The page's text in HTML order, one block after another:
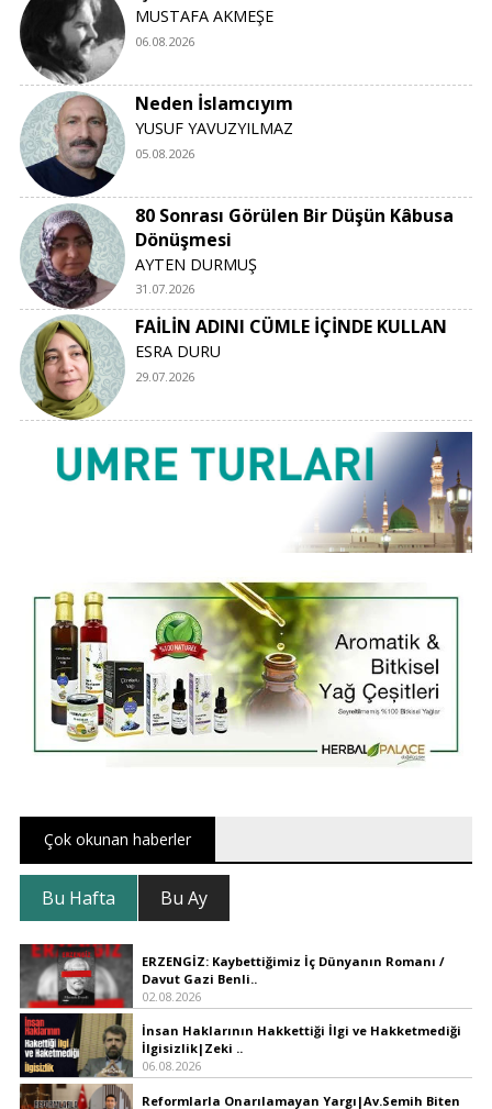
MUSTAFA AKMEŞE
06.08.2026
Neden İslamcıyım
YUSUF YAVUZYILMAZ
05.08.2026
80 Sonrası Görülen Bir Düşün Kâbusa
Dönüşmesi
AYTEN DURMUŞ
31.07.2026
FAİLİN ADINI CÜMLE İÇİNDE KULLAN
ESRA DURU
29.07.2026
Çok okunan haberler
Bu Hafta Bu Ay
ERZENGİZ: Kaybettiğimiz İç Dünyanın Romanı /
Davut Gazi Benli..
02.08.2026
İnsan Haklarının Hakkettiği İlgi ve Hakketmediği
İlgisizlik|Zeki ..
06.08.2026
Reformlarla Onarılamayan Yargı|Av.Semih Biten